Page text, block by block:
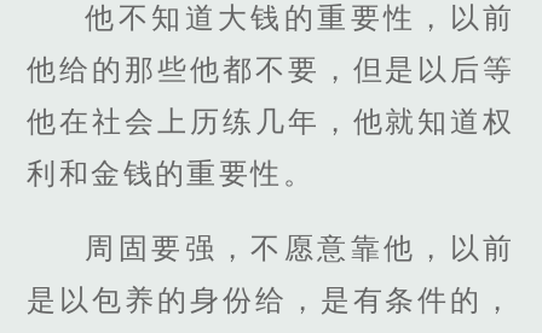
他不知道大钱的重要性，以前
他给的那些他都不要，但是以后等
他在社会上历练几年，他就知道权
利和金钱的重要性。
周固要强，不愿意靠他，以前
是以包养的身份给，是有条件的，